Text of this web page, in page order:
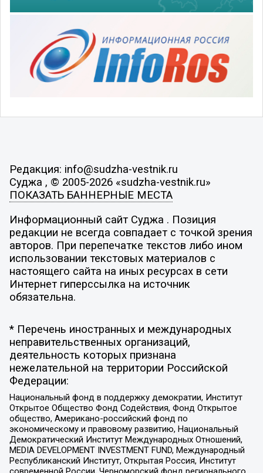
Редакция: info@sudzha-vestnik.ru
Суджа , © 2005-2026 «sudzha-vestnik.ru»
ПОКАЗАТЬ БАННЕРНЫЕ МЕСТА
Информационный сайт Суджа . Позиция
редакции не всегда совпадает с точкой зрения
авторов. При перепечатке текстов либо ином
использовании текстовых материалов с
настоящего сайта на иных ресурсах в сети
Интернет гиперссылка на источник
обязательна.
* Перечень иностранных и международных
неправительственных организаций,
деятельность которых признана
нежелательной на территории Российской
Федерации:
Национальный фонд в поддержку демократии, Институт
Открытое Общество Фонд Содействия, Фонд Открытое
общество, Американо-российский фонд по
экономическому и правовому развитию, Национальный
Демократический Институт Международных Отношений,
MEDIA DEVELOPMENT INVESTMENT FUND, Международный
Республиканский Институт, Открытая Россия, Институт